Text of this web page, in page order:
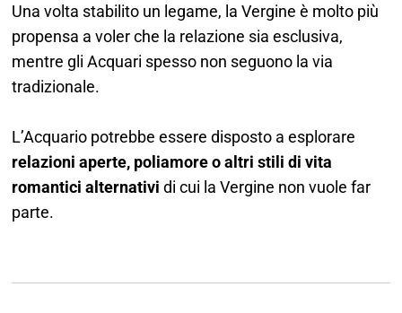
Una volta stabilito un legame, la Vergine è molto più
propensa a voler che la relazione sia esclusiva,
mentre gli Acquari spesso non seguono la via
tradizionale.
L’Acquario potrebbe essere disposto a esplorare
relazioni aperte, poliamore o altri stili di vita
romantici alternativi di cui la Vergine non vuole far
parte.